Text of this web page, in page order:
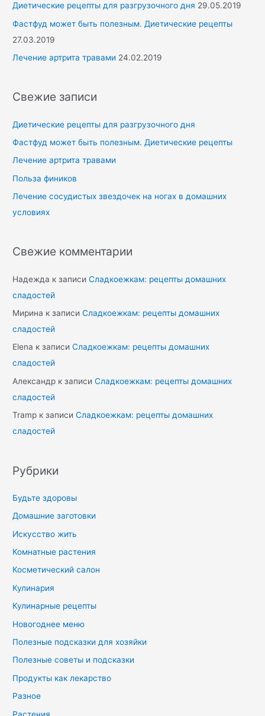
Диетические рецепты для разгрузочного дня 29.05.2019
Фастфуд может быть полезным. Диетические рецепты
27.03.2019
Лечение артрита травами 24.02.2019
Свежие записи
Диетические рецепты для разгрузочного дня
Фастфуд может быть полезным. Диетические рецепты
Лечение артрита травами
Польза фиников
Лечение сосудистых звездочек на ногах в домашних
условиях
Свежие комментарии
Надежда к записиСладкоежкам: рецепты домашних
сладостей
Мирина к записиСладкоежкам: рецепты домашних
сладостей
Elena к записиСладкоежкам: рецепты домашних
сладостей
Александр к записиСладкоежкам: рецепты домашних
сладостей
Tramp к записиСладкоежкам: рецепты домашних
сладостей
Рубрики
Будьте здоровы
Домашние заготовки
Искусство жить
Комнатные растения
Косметический салон
Кулинария
Кулинарные рецепты
Новогоднее меню
Полезные подсказки для хозяйки
Полезные советы и подсказки
Продукты как лекарство
Разное
Растения